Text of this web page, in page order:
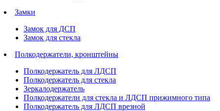
Замки
Замок для ДСП
Замок для стекла
Полкодержатели, кронштейны
Полкодержатель для ЛДСП
Полкодержатель для стекла
Зеркалодержатель
Полкодержатели для стекла и ЛДСП прижимного типа
Полкодержатель для ЛДСП врезной